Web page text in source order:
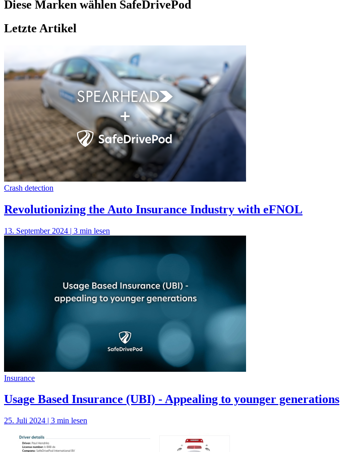
Diese Marken wählen SafeDrivePod
Letzte Artikel
Crash detection
Revolutionizing the Auto Insurance Industry with eFNOL
13. September 2024 | 3 min lesen
Insurance
Usage Based Insurance (UBI) - Appealing to younger generations
25. Juli 2024 | 3 min lesen